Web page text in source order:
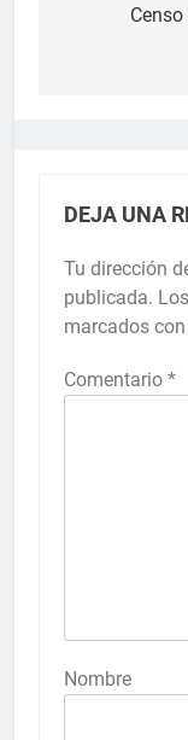
DEJA UNA
Tu dirección
publicada.
marcados con
Comentario *
Nombre